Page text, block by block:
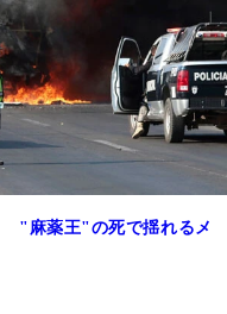
"麻薬王"の死で揺れるメ